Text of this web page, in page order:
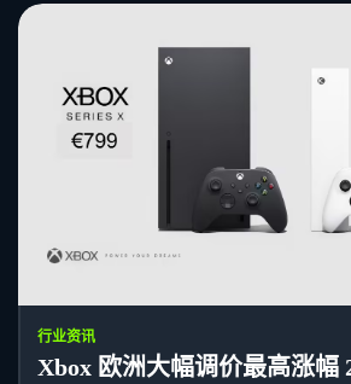
行业资讯
Xbox 欧洲大幅调价最高涨幅